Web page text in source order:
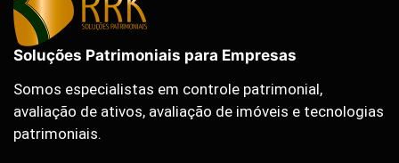
Soluções Patrimoniais para Empresas
Somos especialistas em controle patrimonial,
avaliação de ativos, avaliação de imóveis e tecnologias
patrimoniais.